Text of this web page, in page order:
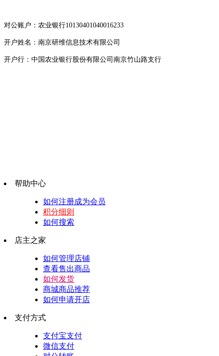
对公账户：农业银行10130401040016233
开户姓名：南京研维信息技术有限公司
开户行：中国农业银行股份有限公司南京竹山路支行
帮助中心
如何注册成为会员
积分细则
如何搜索
店主之家
如何管理店铺
查看售出商品
如何发货
商城商品推荐
如何申请开店
支付方式
支付宝支付
微信支付